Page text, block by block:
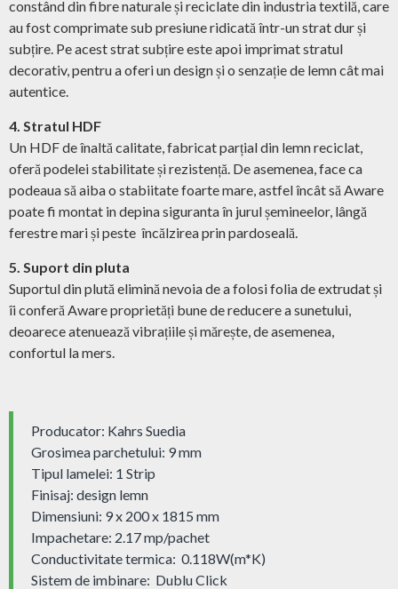
constând din fibre naturale și reciclate din industria textilă, care
au fost comprimate sub presiune ridicată într-un strat dur și
subțire. Pe acest strat subțire este apoi imprimat stratul
decorativ, pentru a oferi un design și o senzație de lemn cât mai
autentice.
4. Stratul HDF
Un HDF de înaltă calitate, fabricat parțial din lemn reciclat,
oferă podelei stabilitate și rezistență. De asemenea, face ca
podeaua să aiba o stabiitate foarte mare, astfel încât să Aware
poate fi montat in depina siguranta în jurul șemineelor, lângă
ferestre mari și peste încălzirea prin pardoseală.
5. Suport din pluta
Suportul din plută elimină nevoia de a folosi folia de extrudat și
îi conferă Aware proprietăți bune de reducere a sunetului,
deoarece atenuează vibrațiile și mărește, de asemenea,
confortul la mers.
Producator: Kahrs Suedia
Grosimea parchetului: 9 mm
Tipul lamelei: 1 Strip
Finisaj: design lemn
Dimensiuni: 9 x 200 x 1815 mm
Impachetare: 2.17 mp/pachet
Conductivitate termica: 0.118W(m*K)
Sistem de imbinare: Dublu Click